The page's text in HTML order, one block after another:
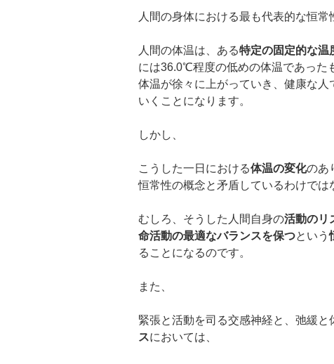
人間の身体における最も代表的な恒常
人間の体温は、ある特定の固定的な温
には36.0℃程度の低めの体温であった
体温が徐々に上がっていき、健康な
いくことになります。
しかし、
こうした一日における体温の変化のあ
恒常性の概念と矛盾しているわけでは
むしろ、そうした人間自身の活動のリ
命活動の最適なバランスを保つという
ることになるのです。
また、
緊張と活動を司る交感神経と、弛緩と
スにおいては、